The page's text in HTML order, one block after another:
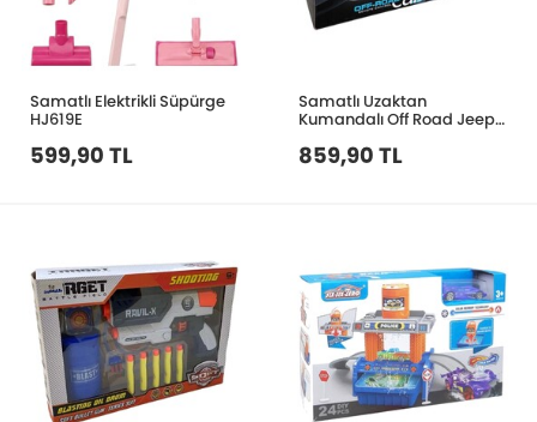
Samatlı Elektrikli Süpürge
HJ619E
599,90 TL
Samatlı Uzaktan
Kumandalı Off Road Jeep
859,90 TL